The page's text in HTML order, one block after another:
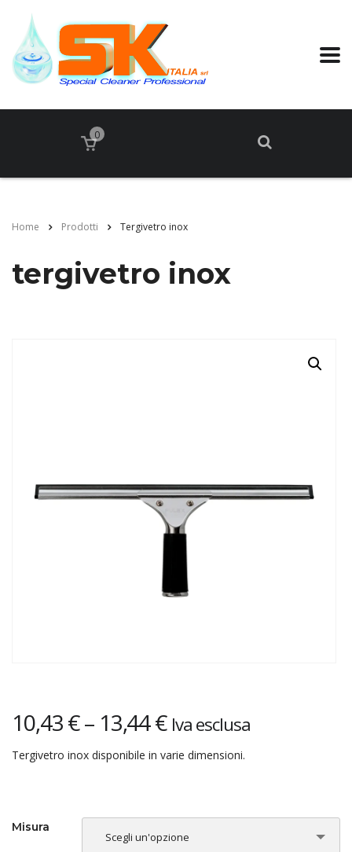
0
Home Prodotti Tergivetro inox
tergivetro inox
10,43€– 13,44€ Iva esclusa
Tergivetro inox disponibile in varie dimensioni.
Misura
Scegli un'opzione